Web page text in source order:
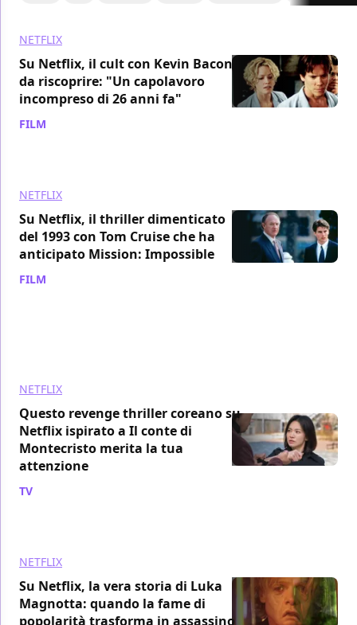
NETFLIX
Su Netflix, il cult con Kevin Bacon
da riscoprire: "Un capolavoro
incompreso di 26 anni fa"
FILM
NETFLIX
Su Netflix, il thriller dimenticato
del 1993 con Tom Cruise che ha
anticipato Mission: Impossible
FILM
NETFLIX
Questo revenge thriller coreano su
Netflix ispirato a Il conte di
Montecristo merita la tua
attenzione
TV
NETFLIX
Su Netflix, la vera storia di Luka
Magnotta: quando la fame di
popolarità trasforma in assassino